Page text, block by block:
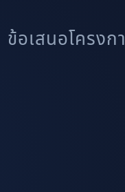
ข้อเสนอโครง